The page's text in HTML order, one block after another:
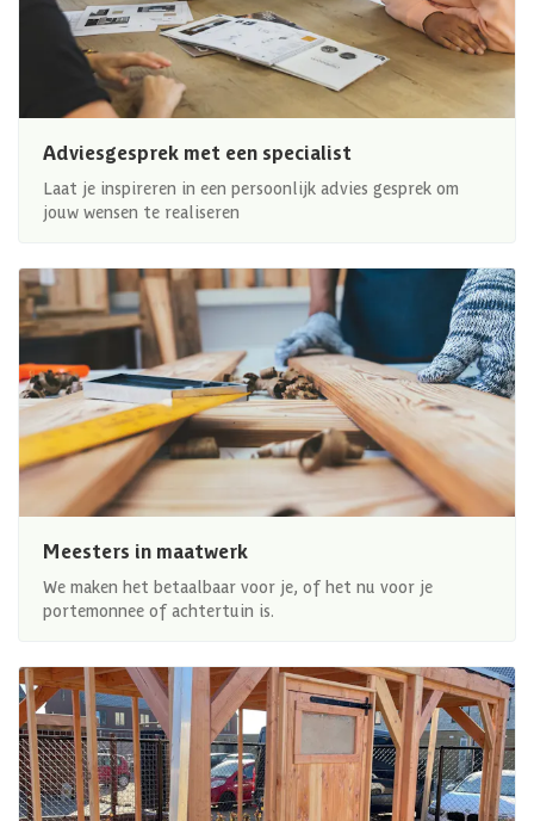
Adviesgesprek met een specialist
Laat je inspireren in een persoonlijk advies gesprek om
jouw wensen te realiseren
Meesters in maatwerk
We maken het betaalbaar voor je, of het nu voor je
portemonnee of achtertuin is.